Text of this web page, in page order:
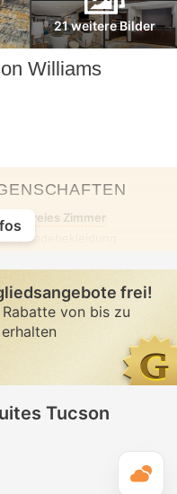
21 weitere Bilder
Williams
Zimmer
Badebekleidung
frei!
von bis zu
Tucson